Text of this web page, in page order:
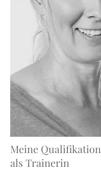
Meine Qualifikation
als Trainerin